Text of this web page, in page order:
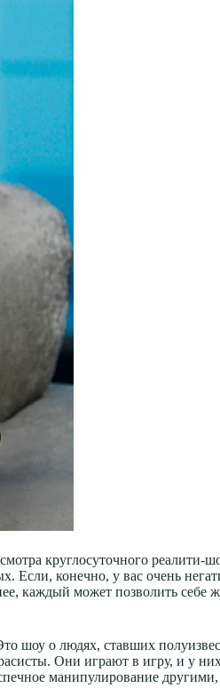
круглосуточного реалити-
Если, конечно, у вас очень
каждый может позволить
шоу о людях, ставших
Они играют в игру, и у них
манипулирование